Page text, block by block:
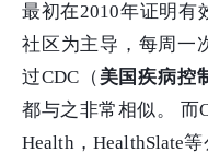
最初在2010年证明有
社区为主导，每周一
过CDC（ 美国疾病控
都与之非常相似。 而
Health，HealthSlate